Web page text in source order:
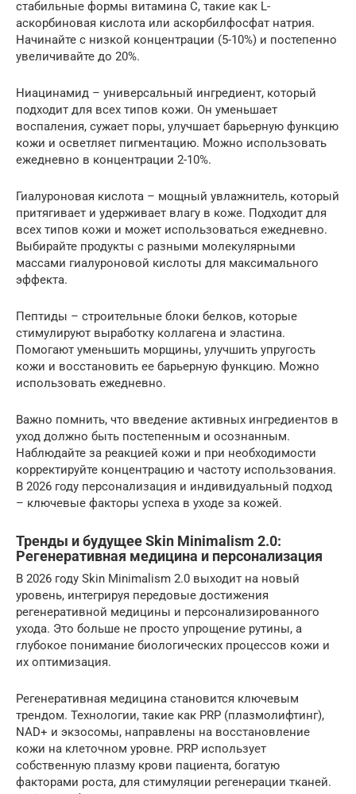
стабильные формы витамина C, такие как L-
аскорбиновая кислота или аскорбилфосфат натрия.
Начинайте с низкой концентрации (5-10%) и постепенно
увеличивайте до 20%.
Ниацинамид – универсальный ингредиент, который
подходит для всех типов кожи. Он уменьшает
воспаления, сужает поры, улучшает барьерную функцию
кожи и осветляет пигментацию. Можно использовать
ежедневно в концентрации 2-10%.
Гиалуроновая кислота – мощный увлажнитель, который
притягивает и удерживает влагу в коже. Подходит для
всех типов кожи и может использоваться ежедневно.
Выбирайте продукты с разными молекулярными
массами гиалуроновой кислоты для максимального
эффекта.
Пептиды – строительные блоки белков, которые
стимулируют выработку коллагена и эластина.
Помогают уменьшить морщины, улучшить упругость
кожи и восстановить ее барьерную функцию. Можно
использовать ежедневно.
Важно помнить, что введение активных ингредиентов в
уход должно быть постепенным и осознанным.
Наблюдайте за реакцией кожи и при необходимости
корректируйте концентрацию и частоту использования.
В 2026 году персонализация и индивидуальный подход
– ключевые факторы успеха в уходе за кожей.
Тренды и будущее Skin Minimalism 2.0:
Регенеративная медицина и персонализация
В 2026 году Skin Minimalism 2.0 выходит на новый
уровень, интегрируя передовые достижения
регенеративной медицины и персонализированного
ухода. Это больше не просто упрощение рутины, а
глубокое понимание биологических процессов кожи и
их оптимизация.
Регенеративная медицина становится ключевым
трендом. Технологии, такие как PRP (плазмолифтинг),
NAD+ и экзосомы, направлены на восстановление
кожи на клеточном уровне. PRP использует
собственную плазму крови пациента, богатую
факторами роста, для стимуляции регенерации тканей.